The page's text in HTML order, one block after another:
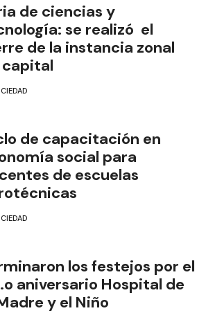
de ciencias y
se realizó el
de la instancia zonal
capital
de capacitación en
social para
de escuelas
los festejos por el
aniversario Hospital de
y el Niño